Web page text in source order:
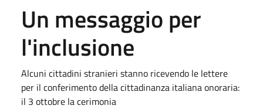
Un messaggio per
l'inclusione
Alcuni cittadini stranieri stanno ricevendo le lettere
per il conferimento della cittadinanza italiana onoraria:
il 3 ottobre la cerimonia